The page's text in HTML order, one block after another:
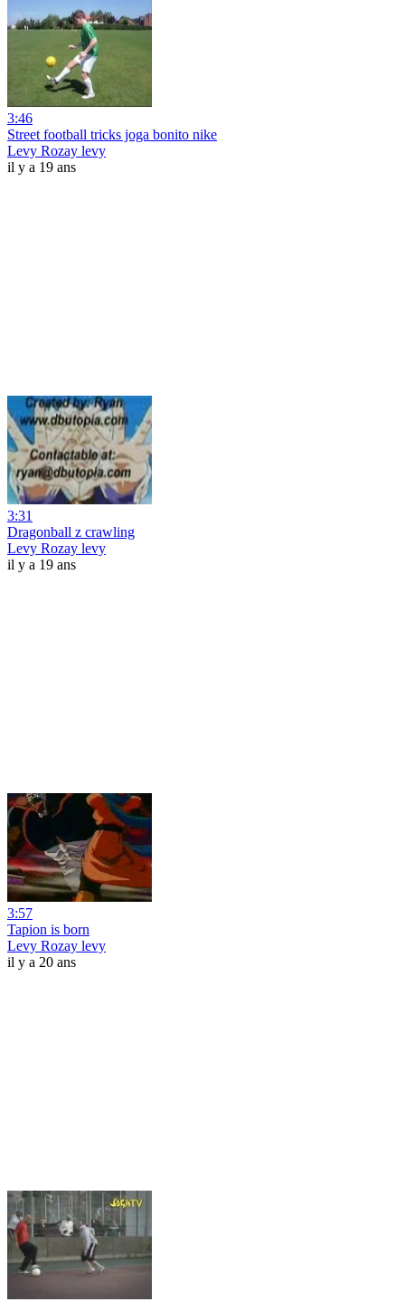
3:46
Street football tricks joga bonito nike
Levy Rozay levy
il y a 19 ans
3:31
Dragonball z crawling
Levy Rozay levy
il y a 19 ans
3:57
Tapion is born
Levy Rozay levy
il y a 20 ans